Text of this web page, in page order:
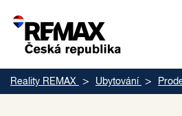
Reality REMAX Ubytování